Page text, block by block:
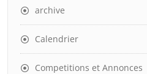
archive
Calendrier
Competitions et Annonces